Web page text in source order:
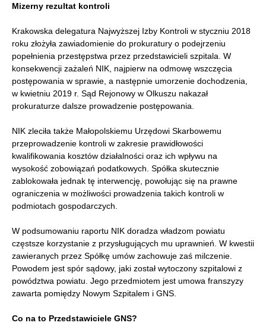
Mizerny rezultat kontroli
Krakowska delegatura Najwyższej Izby Kontroli w styczniu 2018
roku złożyła zawiadomienie do prokuratury o podejrzeniu
popełnienia przestępstwa przez przedstawicieli szpitala. W
konsekwencji zażaleń NIK, najpierw na odmowę wszczęcia
postępowania w sprawie, a następnie umorzenie dochodzenia,
w kwietniu 2019 r. Sąd Rejonowy w Olkuszu nakazał
prokuraturze dalsze prowadzenie postępowania.
NIK zleciła także Małopolskiemu Urzędowi Skarbowemu
przeprowadzenie kontroli w zakresie prawidłowości
kwalifikowania kosztów działalności oraz ich wpływu na
wysokość zobowiązań podatkowych. Spółka skutecznie
zablokowała jednak tę interwencję, powołując się na prawne
ograniczenia w możliwości prowadzenia takich kontroli w
podmiotach gospodarczych.
W podsumowaniu raportu NIK doradza władzom powiatu
częstsze korzystanie z przysługujących mu uprawnień. W kwestii
zawieranych przez Spółkę umów zachowuje zaś milczenie.
Powodem jest spór sądowy, jaki został wytoczony szpitalowi z
powództwa powiatu. Jego przedmiotem jest umowa franszyzy
zawarta pomiędzy Nowym Szpitalem i GNS.
Co na to Przedstawiciele GNS?